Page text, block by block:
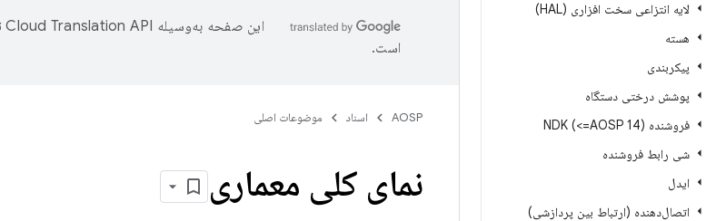
لایه انتزاعی سخت افزاری (HAL)
هسته
پیکربندی
پوشش درختی دستگاه
فروشنده NDK (<=AOSP 14)
شی رابط فروشنده
ایدل
اتصال‌دهنده (ارتباط بین پردازشی)
این صفحه به‌وسیله
است.
AOSP اسناد موضوعات اصلی
نمای کلی معماری